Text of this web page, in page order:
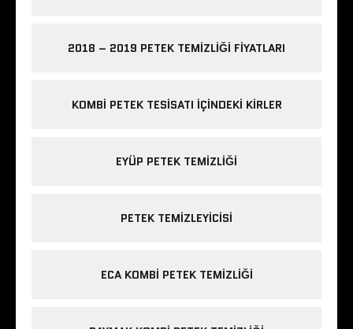
2018 – 2019 PETEK TEMIZLIĞI FIYATLARI
KOMBI PETEK TESISATI IÇINDEKI KIRLER
EYÜP PETEK TEMIZLIĞI
PETEK TEMIZLEYICISI
ECA KOMBI PETEK TEMIZLIĞI